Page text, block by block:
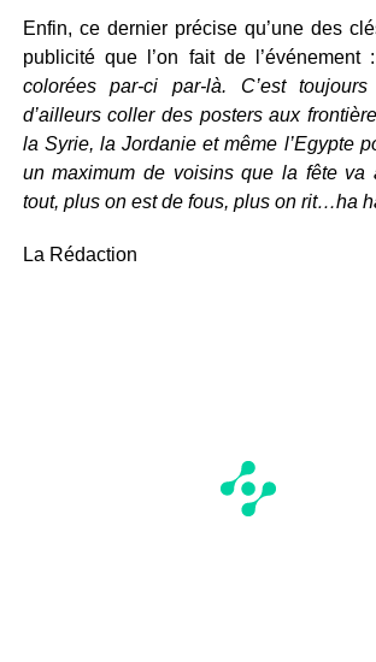
Enfin, ce dernier précise qu’une des
publicité que l’on fait de
colorées par-ci par-là. C’est
d’ailleurs coller des posters aux
la Syrie, la Jordanie et même l’Egypte
un maximum de voisins que la fête va
tout, plus on est de fous, plus on rit…ha
La Rédaction